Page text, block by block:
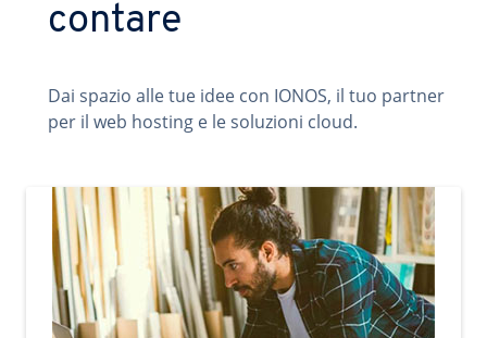
contare
Dai spazio alle tue idee con IONOS, il tuo partner
per il web hosting e le soluzioni cloud.